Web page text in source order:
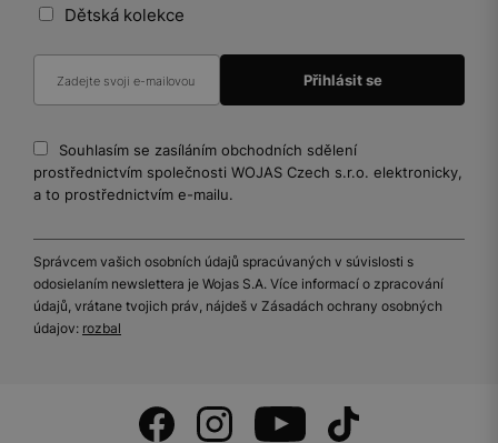
Dětská kolekce
Souhlasím se zasíláním obchodních sdělení
prostřednictvím společnosti WOJAS Czech s.r.o. elektronicky,
a to prostřednictvím e-mailu.
Správcem vašich osobních údajů spracúvaných v súvislosti s
odosielaním newslettera je Wojas S.A. Více informací o zpracování
údajů, vrátane tvojich práv, nájdeš v Zásadách ochrany osobných
údajov: rozbal